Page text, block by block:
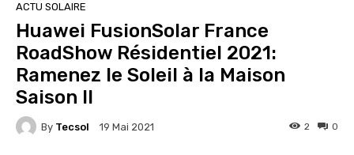
ACTU SOLAIRE
Huawei FusionSolar France
RoadShow Résidentiel 2021:
Ramenez le Soleil à la Maison
Saison II
By Tecsol 19 Mai 2021 0
2